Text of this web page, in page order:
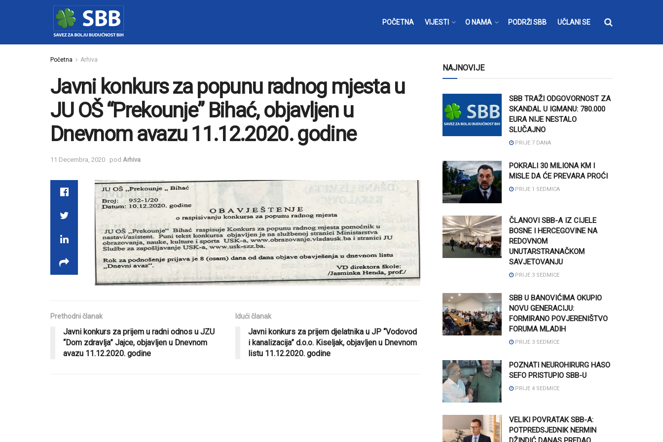
POČETNA VIJESTI O NAMA PODRŽI SBB UČLANI SE
Početna Arhiva
Javni konkurs za popunu radnog mjesta u
JU OŠ “Prekounje” Bihać, objavljen u
Dnevnom avazu 11.12.2020. godine
11 Decembra, 2020 pod Arhiva
Prethodni članak
Javni konkurs za prijem u radni odnos u JZU
“Dom zdravlja” Jajce, objavljen u Dnevnom
avazu 11.12.2020. godine
Idući članak
Javni konkurs za prijem djelatnika u JP “Vodovod
i kanalizacija” d.o.o. Kiseljak, objavljen u Dnevnom
listu 11.12.2020. godine
NAJNOVIJE
SBB TRAŽI ODGOVORNOST ZA
SKANDAL U IGMANU: 780.000
EURA NIJE NESTALO
SLUČAJNO
PRIJE 7 DANA
POKRALI 30 MILIONA KM I
MISLE DA ĆE PREVARA PROĆI
PRIJE 1 SEDMICA
ČLANOVI SBB-A IZ CIJELE
BOSNE I HERCEGOVINE NA
REDOVNOM
UNUTARSTRANAČKOM
SAVJETOVANJU
PRIJE 3 SEDMICE
SBB U BANOVIĆIMA OKUPIO
NOVU GENERACIJU:
FORMIRANO POVJERENIŠTVO
FORUMA MLADIH
PRIJE 3 SEDMICE
POZNATI NEUROHIRURG HASO
SEFO PRISTUPIO SBB-U
PRIJE 4 SEDMICE
VELIKI POVRATAK SBB-A:
POTPREDSJEDNIK NERMIN